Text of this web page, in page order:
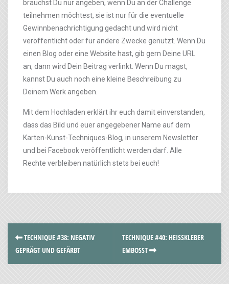
brauchst Du nur angeben, wenn Du an der Challenge
teilnehmen möchtest, sie ist nur für die eventuelle
Gewinnbenachrichtigung gedacht und wird nicht
veröffentlicht oder für andere Zwecke genutzt. Wenn Du
einen Blog oder eine Website hast, gib gern Deine URL
an, dann wird Dein Beitrag verlinkt. Wenn Du magst,
kannst Du auch noch eine kleine Beschreibung zu
Deinem Werk angeben.
Mit dem Hochladen erklärt ihr euch damit einverstanden,
dass das Bild und euer angegebener Name auf dem
Karten-Kunst-Techniques-Blog, in unserem Newsletter
und bei Facebook veröffentlicht werden darf. Alle
Rechte verbleiben natürlich stets bei euch!
TECHNIQUE #38: NEGATIV
GEPRÄGT UND GEFÄRBT
TECHNIQUE #40: HEISSKLEBER E
MBOSST